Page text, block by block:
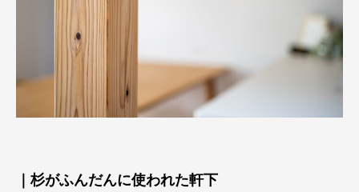
｜杉がふんだんに使われた軒下